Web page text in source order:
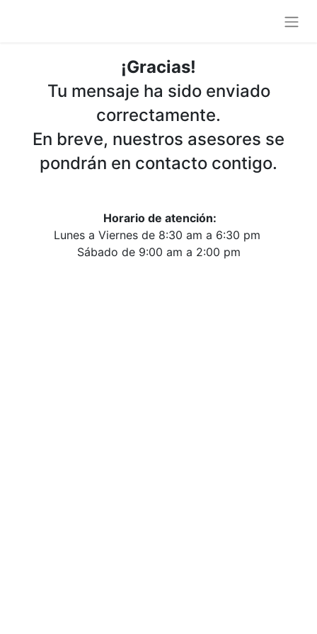
¡Gracias!
Tu mensaje ha sido enviado
correctamente.
En breve, nuestros asesores se
pondrán en contacto contigo.
Horario de atención:
Lunes a Viernes de 8:30 am a 6:30 pm
Sábado de 9:00 am a 2:00 pm